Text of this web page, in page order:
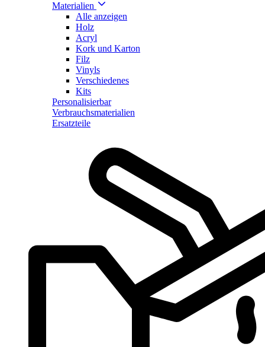
Materialien
Alle anzeigen
Holz
Acryl
Kork und Karton
Filz
Vinyls
Verschiedenes
Kits
Personalisierbar
Verbrauchsmaterialien
Ersatzteile